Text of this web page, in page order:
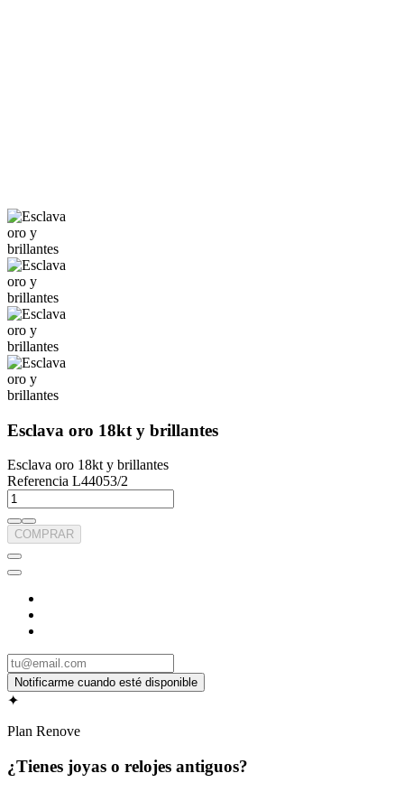
Esclava oro 18kt y brillantes
Esclava oro 18kt y brillantes
Referencia L44053/2
COMPRAR
✦
Plan Renove
¿Tienes joyas o relojes antiguos?